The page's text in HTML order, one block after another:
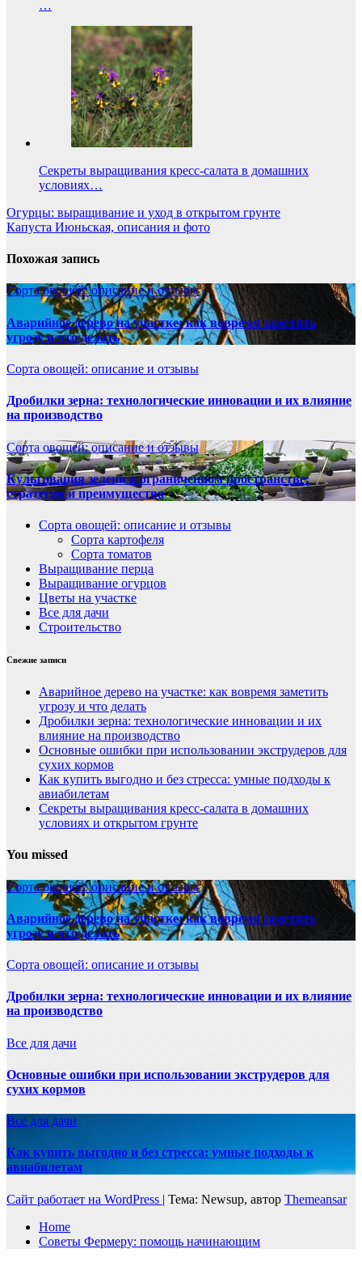
…
Секреты выращивания кресс-салата в домашних
условиях…
Навигация
по
записям
Огурцы: выращивание и уход в открытом грунте
Капуста Июньская, описания и фото
Похожая запись
Сорта овощей: описание и отзывы
Аварийное дерево на участке: как вовремя заметить
угрозу и что делать
Сорта овощей: описание и отзывы
Дробилки зерна: технологические инновации и их влияние
на производство
Сорта овощей: описание и отзывы
Культивация зелени в ограниченном пространстве:
стратегии и преимущества
Сорта овощей: описание и отзывы
Сорта картофеля
Сорта томатов
Выращивание перца
Выращивание огурцов
Цветы на участке
Все для дачи
Строительство
Свежие записи
Аварийное дерево на участке: как вовремя заметить
угрозу и что делать
Дробилки зерна: технологические инновации и их
влияние на производство
Основные ошибки при использовании экструдеров для
сухих кормов
Как купить выгодно и без стресса: умные подходы к
авиабилетам
Секреты выращивания кресс-салата в домашних
условиях и открытом грунте
You missed
Сорта овощей: описание и отзывы
Аварийное дерево на участке: как вовремя заметить
угрозу и что делать
Сорта овощей: описание и отзывы
Дробилки зерна: технологические инновации и их влияние
на производство
Все для дачи
Основные ошибки при использовании экструдеров для
сухих кормов
Все для дачи
Как купить выгодно и без стресса: умные подходы к
авиабилетам
Сайт работает на WordPress | Тема: Newsup, автор Themeansar
Home
Советы Фермеру: помощь начинающим